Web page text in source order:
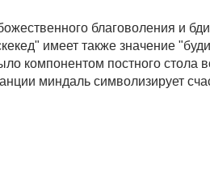
благоволения и
имеет также значение
компонентом постного стола
миндаль символизирует